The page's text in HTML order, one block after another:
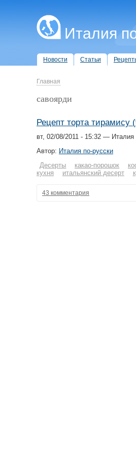
Италия
Новости Статьи
Главная
савоярди
Рецепт торта
вт, 02/08/2011 - 15:32 — Италия
Автор: Италия по-русски
Десерты
какао-порошок
кухня
итальянский десерт
43 комментария